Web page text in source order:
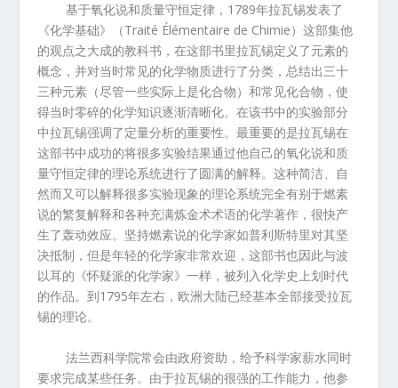
基于氧化说和质量守恒定律， 1789年拉瓦锡发表了
《化学基础》（Traité Élémentaire de Chimie）这部集他
的观点之大成的教科书，在这部书里拉瓦锡定义了元素的
概念，并对当时常见的化学物质进行了分类，总结出三十
三种元素（尽管一些实际上是化合物）和常见化合物，使
得当时零碎的化学知识逐渐清晰化。在该书中的实验部分
中拉瓦锡强调了定量分析的重要性。最重要的是拉瓦锡在
这部书中成功的将很多实验结果通过他自己的氧化说和质
量守恒定律的理论系统进行了圆满的解释。这种简洁、自
然而又可以解释很多实验现象的理论系统完全有别于燃素
说的繁复解释和各种充满炼金术术语的化学著作，很快产
生了轰动效应。坚持燃素说的化学家如普利斯特里对其坚
决抵制，但是年轻的化学家非常欢迎，这部书也因此与波
以耳的《怀疑派的化学家》一样，被列入化学史上划时代
的作品。到1795年左右，欧洲大陆已经基本全部接受拉瓦
锡的理论。
法兰西科学院常会由政府资助，给予科学家薪水同时
要求完成某些任务。由于拉瓦锡的很强的工作能力，他参